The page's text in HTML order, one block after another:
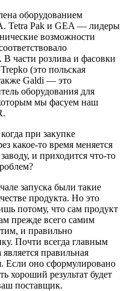
оборудованием
Tetra Pak и GEA — лидеры
возможности
части розлива и фасовки
(это польская
Galdi — это
оборудования для
мы фасуем наш
при закупке
какое-то время меняется
и приходится что-то
запуска были такие
продукта. Но это
потому, что сам продукт
прежде всего самим
и правильно
Почти всегда главным
правильная
Если оно сформулировано
хороший результат будет
поставщик.